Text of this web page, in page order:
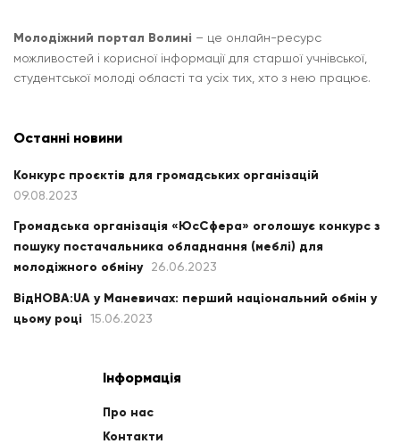
Молодіжний портал Волині – це онлайн-ресурс
можливостей і корисної інформації для старшої учнівської,
студентської молоді області та усіх тих, хто з нею працює.
Останні новини
Конкурс проєктів для громадських організацій
09.08.2023
Громадська організація «ЮсСфера» оголошує конкурс з
пошуку постачальника обладнання (меблі) для
молодіжного обміну
26.06.2023
ВідНОВА:UA у Маневичах: перший національний обмін у
цьому році
15.06.2023
Інформація
Про нас
Контакти